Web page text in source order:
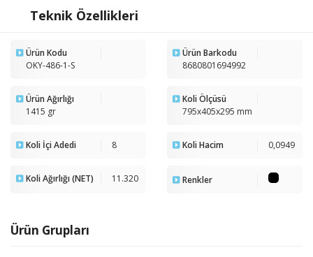
Ürün Grupları
Teknik Özellikleri
Ürün Kodu
OKY-486-1-S
Ürün Barkodu
8680801694992
Ürün Ağırlığı
1415 gr
Koli Ölçüsü
795x405x295 mm
Koli İçi Adedi 8 Koli Hacim 0,0949
Koli Ağırlığı (NET) 11.320 Renkler